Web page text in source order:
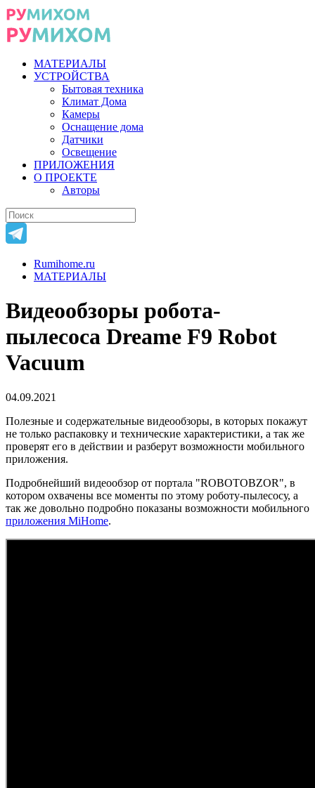
МАТЕРИАЛЫ
УСТРОЙСТВА
Бытовая техника
Климат Дома
Камеры
Оснащение дома
Датчики
Освещение
ПРИЛОЖЕНИЯ
О ПРОЕКТЕ
Авторы
Rumihome.ru
МАТЕРИАЛЫ
Видеообзоры робота-
пылесоса Dreame F9 Robot
Vacuum
04.09.2021
Полезные и содержательные видеообзоры, в которых покажут
не только распаковку и технические характеристики, а так же
проверят его в действии и разберут возможности мобильного
приложения.
Подробнейший видеообзор от портала "ROBOTOBZOR", в
котором охвачены все моменты по этому роботу-пылесосу, а
так же довольно подробно показаны возможности мобильного
приложения MiHome.